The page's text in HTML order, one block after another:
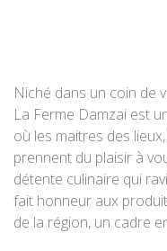
Niché dans un coin de
La Ferme Damzai est
où les maitres des
prennent du plaisir à
détente culinaire qui
fait honneur aux
de la région, un cadre